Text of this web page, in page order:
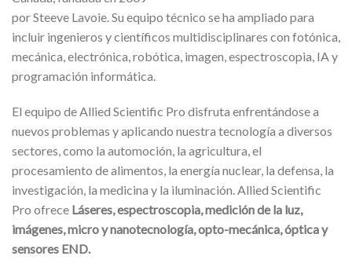
por Steeve Lavoie. Su equipo técnico se ha ampliado para
incluir ingenieros y científicos multidisciplinares con fotónica,
mecánica, electrónica, robótica, imagen, espectroscopia, IA y
programación informática.
El equipo de Allied Scientific Pro disfruta enfrentándose a
nuevos problemas y aplicando nuestra tecnología a diversos
sectores, como la automoción, la agricultura, el
procesamiento de alimentos, la energía nuclear, la defensa, la
investigación, la medicina y la iluminación. Allied Scientific
Pro ofrece Láseres, espectroscopia, medición de la luz,
imágenes, micro y nanotecnología, opto-mecánica, óptica y
sensores END.